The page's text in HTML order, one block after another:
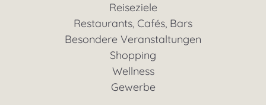
Reiseziele
Restaurants, Cafés, Bars
Besondere Veranstaltungen
Shopping
Wellness
Gewerbe